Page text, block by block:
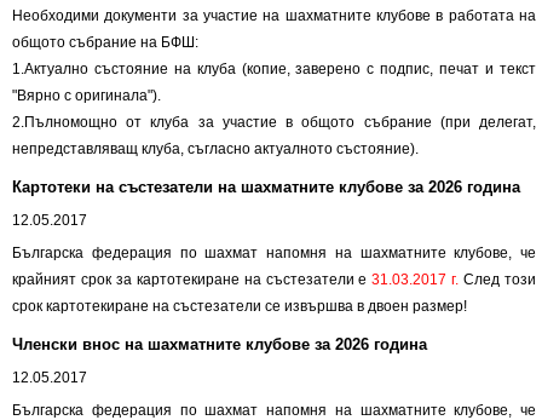
Необходими документи за участие на шахматните клубове в работата на
общото събрание на БФШ:
1.Актуално състояние на клуба (копие, заверено с подпис, печат и текст
"Вярно с оригинала").
2.Пълномощно от клуба за участие в общото събрание (при делегат,
непредставляващ клуба, съгласно актуалното състояние).
Картотеки на състезатели на шахматните клубове за 2026 година
12.05.2017
Българска федерация по шахмат напомня на шахматните клубове, че
крайният срок за картотекиране на състезатели е31.03.2017 г. След този
срок картотекиране на състезатели се извършва в двоен размер!
Членски внос на шахматните клубове за 2026 година
12.05.2017
Българска федерация по шахмат напомня на шахматните клубове, че